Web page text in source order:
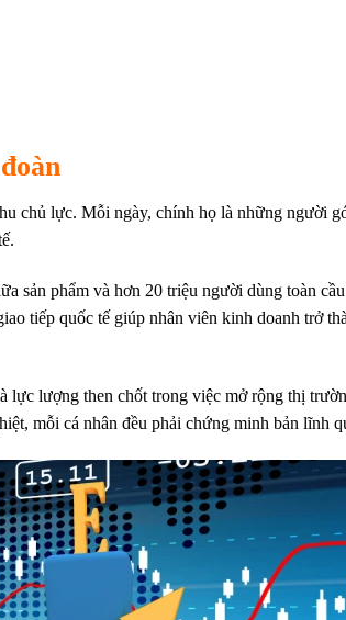
chủ lực. Mỗi ngày, chính họ là những người
sản phẩm và hơn 20 triệu người dùng toàn
tiếp quốc tế giúp nhân viên kinh doanh trở
lực lượng then chốt trong việc mở rộng thị
mỗi cá nhân đều phải chứng minh bản lĩnh